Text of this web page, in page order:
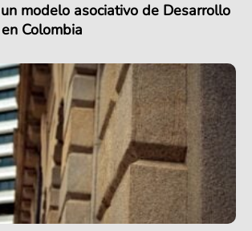
modelo asociativo de Desarrollo
Colombia